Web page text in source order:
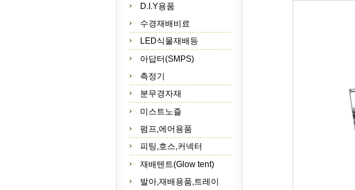
D.I.Y용품
수경재배비료
LED식물재배등
아답터(SMPS)
측정기
분무경자재
미스트노즐
펌프,에어용품
피팅,호스,커넥터
재배텐트(Glow tent)
발아,재배용품,트레이